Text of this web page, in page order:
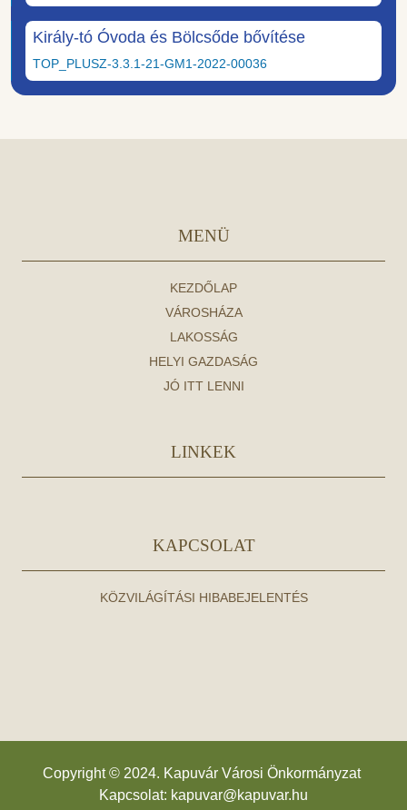
Király-tó Óvoda és Bölcsőde bővítése
TOP_PLUSZ-3.3.1-21-GM1-2022-00036
MENÜ
KEZDŐLAP
VÁROSHÁZA
LAKOSSÁG
HELYI GAZDASÁG
JÓ ITT LENNI
LINKEK
KAPCSOLAT
KÖZVILÁGÍTÁSI HIBABEJELENTÉS
Copyright © 2024. Kapuvár Városi Önkormányzat
Kapcsolat: kapuvar@kapuvar.hu